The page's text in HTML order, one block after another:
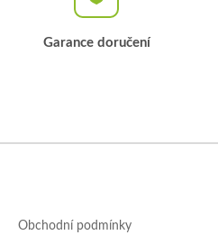
Garance doručení
Obchodní podmínky